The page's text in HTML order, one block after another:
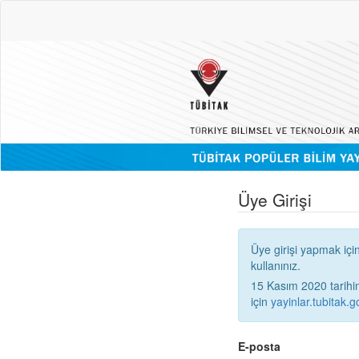
Üye Girişi
Üye girişi yapmak için
kullanınız.
15 Kasım 2020
için
E-posta